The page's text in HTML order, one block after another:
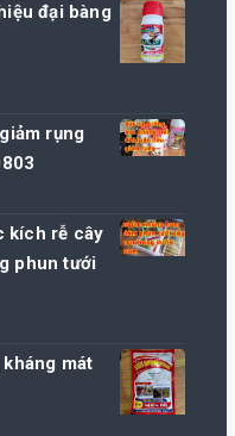
đại bàng
rụng
kích rễ cây
phun tưới
mát